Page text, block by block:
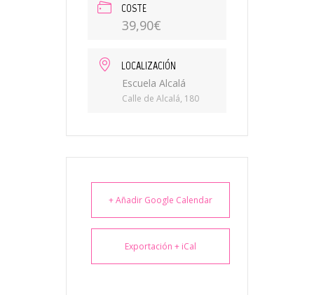
COSTE
39,90€
LOCALIZACIÓN
Escuela Alcalá
Calle de Alcalá, 180
+ Añadir Google Calendar
Exportación + iCal